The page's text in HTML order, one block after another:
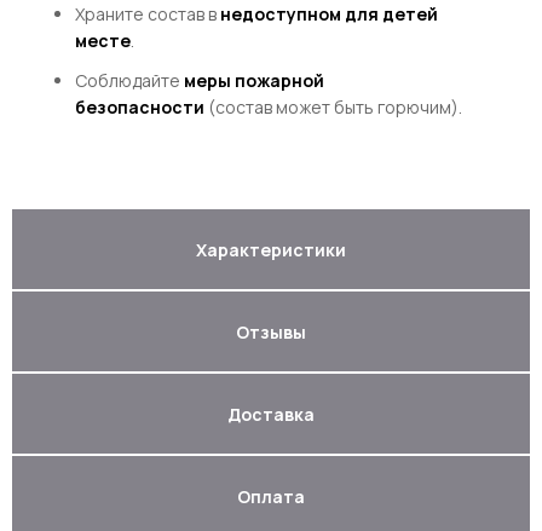
Храните состав в недоступном для детей
месте.
Соблюдайте меры пожарной
безопасности (состав может быть горючим).
Характеристики
Отзывы
Доставка
Оплата